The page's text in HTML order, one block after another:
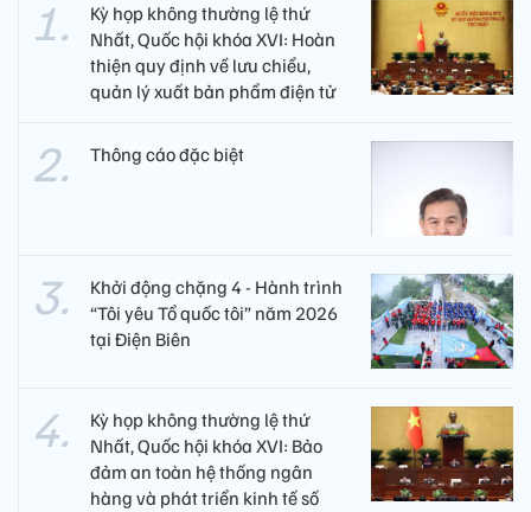
Kỳ họp không thường lệ thứ
Nhất, Quốc hội khóa XVI: Hoàn
thiện quy định về lưu chiểu,
quản lý xuất bản phẩm điện tử
Thông cáo đặc biệt
Khởi động chặng 4 - Hành trình
“Tôi yêu Tổ quốc tôi” năm 2026
tại Điện Biên
Kỳ họp không thường lệ thứ
Nhất, Quốc hội khóa XVI: Bảo
đảm an toàn hệ thống ngân
hàng và phát triển kinh tế số